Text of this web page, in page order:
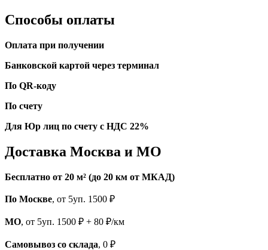
Способы оплаты
Оплата при получении
Банковской картой через терминал
По QR-коду
По счету
Для Юр лиц по счету с НДС 22%
Доставка Москва и МО
Бесплатно от 20 м² (до 20 км от МКАД)
По Москве, от 5уп. 1500 ₽
МО, от 5уп. 1500 ₽ + 80 ₽/км
Самовывоз со склада, 0 ₽